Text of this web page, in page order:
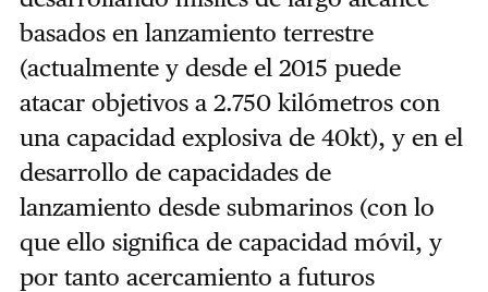
basados ​​en lanzamiento terrestre
(actualmente y desde el 2015 puede
atacar objetivos a 2.750 kilómetros con
una capacidad explosiva de 40kt), y en el
desarrollo de capacidades de
lanzamiento desde submarinos (con lo
que ello significa de capacidad móvil, y
por tanto acercamiento a futuros